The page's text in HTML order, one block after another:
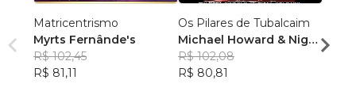
Matricentrismo
Myrts Fernânde's
R$ 102,45
R$ 81,11
Os Pilares de Tubalcaim
Michael Howard & Nigel
Jackson
R$ 102,08
R$ 80,81
R$